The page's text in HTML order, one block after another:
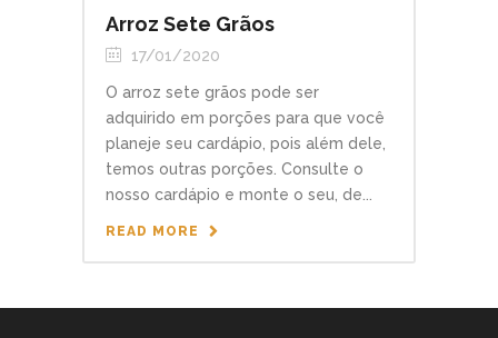
Arroz Sete Grãos
17/01/2020
O arroz sete grãos pode ser
adquirido em porções para que você
planeje seu cardápio, pois além dele,
temos outras porções. Consulte o
nosso cardápio e monte o seu, de...
READ MORE